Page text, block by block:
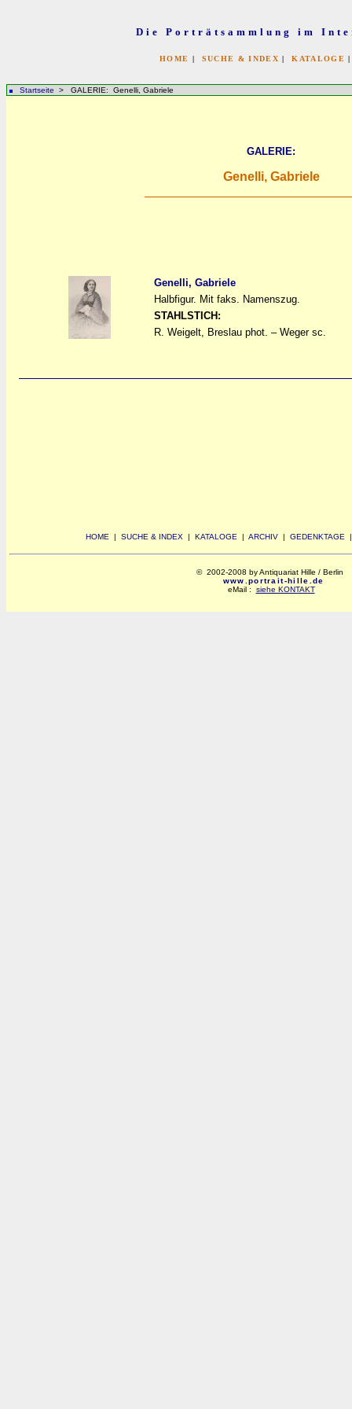
Die Porträtsammlung im
HOME | SUCHE & INDEX |KATALOGE
Startseite > GALERIE: Genelli, Gabriele
GALERIE:
Genelli, Gabriele
Genelli, Gabriele
Halbfigur. Mit faks. Namenszug.
STAHLSTICH:
R. Weigelt, Breslau phot. – Weger sc.
HOME | SUCHE & INDEX | KATALOGE | ARCHIV | GEDENKTAGE
© 2002-2008 by Antiquariat Hille / Berlin
www.portrait-hille.de
eMail : siehe KONTAKT